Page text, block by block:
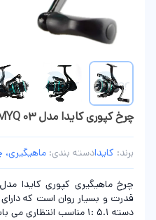
چرخ کپوری کایدا مدل MYQ 03
برند: کایدادسته بندی: ماهیگیری،
دسته 5.1 :1 مناسب انتظاری می باشد.